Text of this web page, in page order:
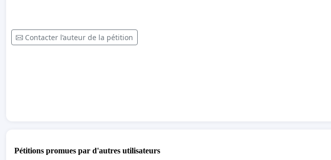
Contacter l’auteur de la pétition
Pétitions promues par d'autres utilisateurs